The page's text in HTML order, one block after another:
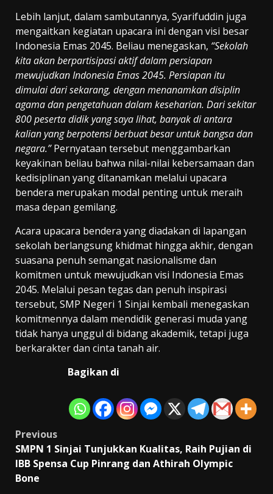
Lebih lanjut, dalam sambutannya, Syarifuddin juga
mengaitkan kegiatan upacara ini dengan visi besar
Indonesia Emas 2045. Beliau menegaskan, “Sekolah
kita akan berpartisipasi aktif dalam persiapan
mewujudkan Indonesia Emas 2045. Persiapan itu
dimulai dari sekarang, dengan menanamkan disiplin
agama dan pengetahuan dalam keseharian. Dari sekitar
800 peserta didik yang saya lihat, banyak di antara
kalian yang berpotensi berbuat besar untuk bangsa dan
negara.”Pernyataan tersebut menggambarkan
keyakinan beliau bahwa nilai-nilai kebersamaan dan
kedisiplinan yang ditanamkan melalui upacara
bendera merupakan modal penting untuk meraih
masa depan gemilang.
Acara upacara bendera yang diadakan di lapangan
sekolah berlangsung khidmat hingga akhir, dengan
suasana penuh semangat nasionalisme dan
komitmen untuk mewujudkan visi Indonesia Emas
2045. Melalui pesan tegas dan penuh inspirasi
tersebut, SMP Negeri 1 Sinjai kembali menegaskan
komitmennya dalam mendidik generasi muda yang
tidak hanya unggul di bidang akademik, tetapi juga
berkarakter dan cinta tanah air.
Bagikan di
Post
navigation
Previous
SMPN 1 Sinjai Tunjukkan Kualitas, Raih Pujian di
IBB Spensa Cup Pinrang dan Athirah Olympic
Bone